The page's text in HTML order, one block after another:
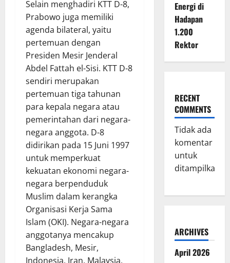
Selain menghadiri KTT D-8,
Prabowo juga memiliki
agenda bilateral, yaitu
pertemuan dengan
Presiden Mesir Jenderal
Abdel Fattah el-Sisi. KTT D-8
sendiri merupakan
pertemuan tiga tahunan
para kepala negara atau
pemerintahan dari negara-
negara anggota. D-8
didirikan pada 15 Juni 1997
untuk memperkuat
kekuatan ekonomi negara-
negara berpenduduk
Muslim dalam kerangka
Organisasi Kerja Sama
Islam (OKI). Negara-negara
anggotanya mencakup
Bangladesh, Mesir,
Indonesia, Iran, Malaysia,
Energi di
Hadapan
1.200
Rektor
RECENT
COMMENTS
Tidak ada
komentar
untuk
ditampilkan.
ARCHIVES
April 2026